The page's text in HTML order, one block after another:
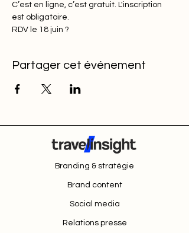
C’est en ligne, c’est gratuit. L'inscription
est obligatoire.
RDV le 18 juin ?
Partager cet événement
Branding & stratégie
Brand content
Social media
Relations presse